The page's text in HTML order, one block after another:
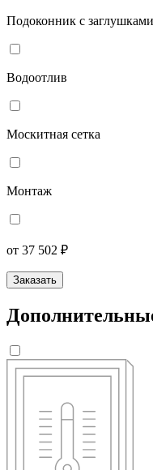
Подоконник с заглушками
Водоотлив
Москитная сетка
Монтаж
от 37 502 ₽
Заказать